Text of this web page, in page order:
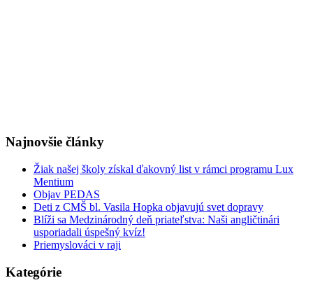
Najnovšie články
Žiak našej školy získal ďakovný list v rámci programu Lux
Mentium
Objav PEDAS
Deti z CMŠ bl. Vasila Hopka objavujú svet dopravy
Blíži sa Medzinárodný deň priateľstva: Naši angličtinári
usporiadali úspešný kvíz!
Priemyslováci v raji
Kategórie